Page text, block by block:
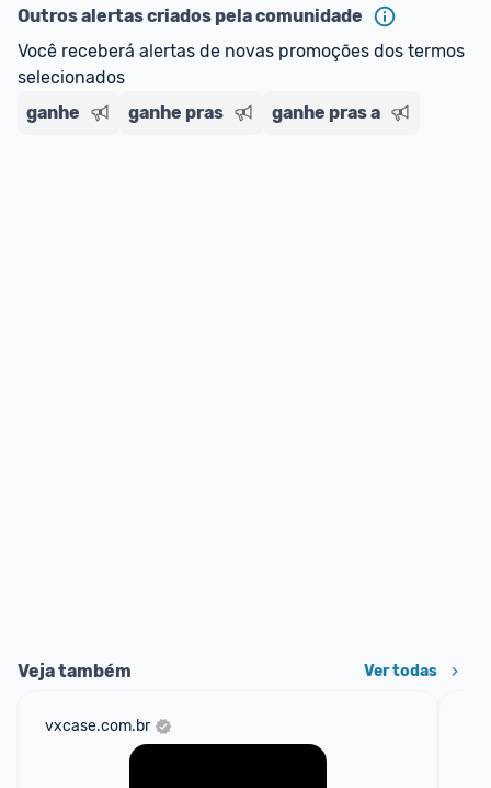
Outros alertas criados pela comunidade
Você receberá alertas de novas promoções dos termos
selecionados
ganhe
ganhe pras ganhe pras a
Veja também Ver todas
vxcase.com.br